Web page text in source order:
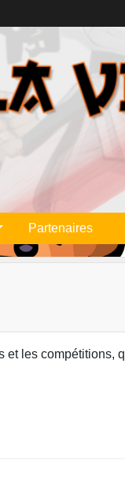
Partenaires
les compétitions,